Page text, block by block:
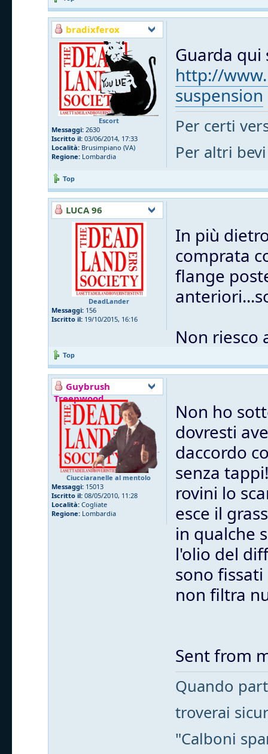
bradixferox
Escort
Messaggi: 2630
Iscritto il: 03/06/2014, 17:33
Località: Brusimpiano (VA)
Regione: Lombardia
Guarda qui
http://
suspension
Per certi
Per altri bevi
Top
LUCA 96
DeadLander
Messaggi: 156
Iscritto il: 19/10/2015, 16:16
In più
comprata
flange
Non riesco
Top
Guybrush
Treepwood
Ciucciaranelle al mentolo
Messaggi: 15013
Iscritto il: 08/05/2010, 11:28
Località: Cogliate
Regione: Lombardia
Non ho
dovresti
daccordo
senza
rovini lo
esce il
in qualche
l'olio del
sono
non filtra
Sent from
Quando
troverai
"Calboni